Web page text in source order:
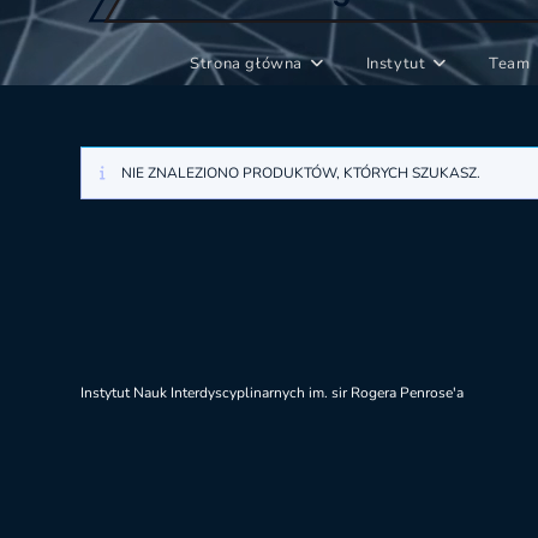
Strona główna Instytut Team
NIE ZNALEZIONO PRODUKTÓW, KTÓRYCH SZUKASZ.
Instytut Nauk Interdyscyplinarnych im. sir Rogera Penrose'a